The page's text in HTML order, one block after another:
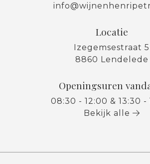
Locatie
Izegemsestraat 5
8860 Lendelede
Openingsuren
08:30 - 12:00 & 13:30 -
Bekijk alle